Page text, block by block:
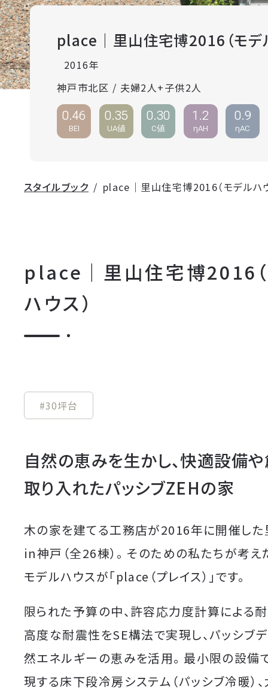
place｜里山住宅博2016（モデ
2016年
神戸市北区 / 夫婦2人+子供2人
0.46
BEI
0.35
UA値
0.30
C値
1.2
ηAH
0.9
ηAC
スタイルブック place｜里山住宅博2016（モデルハ
place｜里山住宅博2016
ハウス）
#30坪台
自然の恵みを生かし、快適設備
取り入れたパッシブZEHの家
木の家を建てる工務店が2016年に開催し
in神戸（全26棟）。 そのための私たちが考
モデルハウスが「place（プレイス）」です。
限られた予算の中、許容応力度計算による
高度な耐震性をSE構法で実現し、パッシブ
然エネルギーの恵みを活用。 最小限の設備
現する床下段冷房システム（パッシブ冷暖）